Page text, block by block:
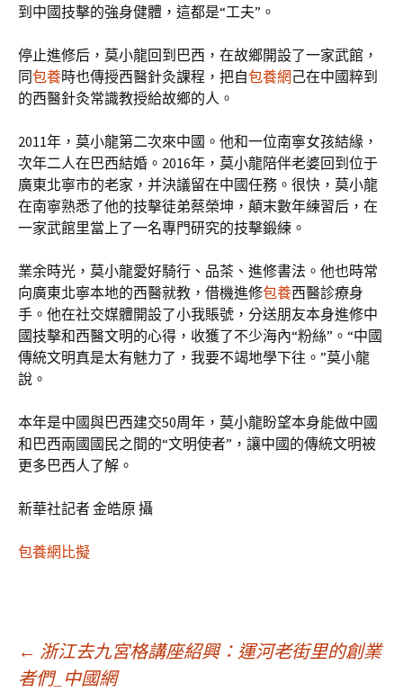
到中國技擊的強身健體，這都是“工夫”。
停止進修后，莫小龍回到巴西，在故鄉開設了一家武館，
同包養時也傳授西醫針灸課程，把自包養網己在中國粹到
的西醫針灸常識教授給故鄉的人。
2011年，莫小龍第二次來中國。他和一位南寧女孩結緣，
次年二人在巴西結婚。2016年，莫小龍陪伴老婆回到位于
廣東北寧市的老家，并決議留在中國任務。很快，莫小龍
在南寧熟悉了他的技擊徒弟蔡榮坤，顛末數年練習后，在
一家武館里當上了一名專門研究的技擊鍛練。
業余時光，莫小龍愛好騎行、品茶、進修書法。他也時常
向廣東北寧本地的西醫就教，借機進修包養西醫診療身
手。他在社交媒體開設了小我賬號，分送朋友本身進修中
國技擊和西醫文明的心得，收獲了不少海內“粉絲”。“中國
傳統文明真是太有魅力了，我要不竭地學下往。”莫小龍
說。
本年是中國與巴西建交50周年，莫小龍盼望本身能做中國
和巴西兩國國民之間的“文明使者”，讓中國的傳統文明被
更多巴西人了解。
新華社記者 金皓原 攝
包養網比擬
文
← 浙江去九宮格講座紹興：運河老街里的創業
者們_中國網